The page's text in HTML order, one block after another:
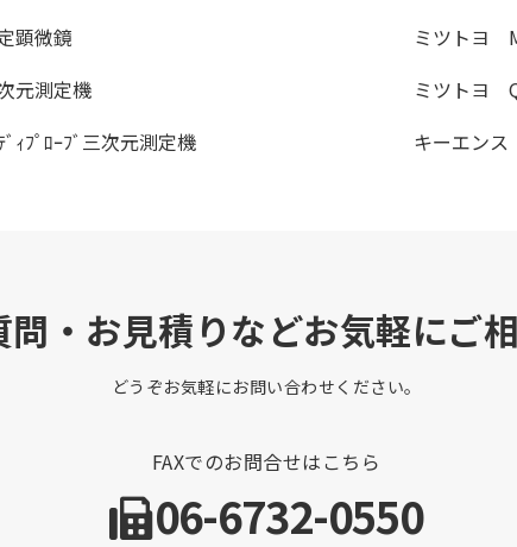
顕微鏡
ミツトヨ
元測定機
ミツトヨ
ﾞｨﾌﾟﾛｰﾌﾞ三次元測定機
キーエン
・お見積りなどお気軽にご相
どうぞお気軽にお問い合わせください。
FAXでのお問合せはこちら
06-6732-0550